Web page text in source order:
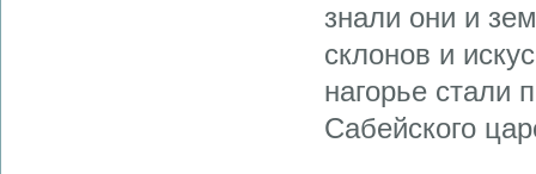
знали они и
склонов и
нагорье стали
Сабейского